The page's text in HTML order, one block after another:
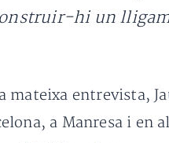
hi un
mateixa entrevista,
a Manresa i en